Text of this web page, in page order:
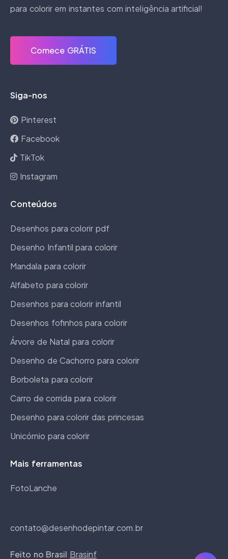
para colorir em instantes com inteligência artificial!
Comece GRÁTIS
Siga-nos
Pinterest
Facebook
TikTok
Instagram
Conteúdos
Desenhos para colorir pdf
Desenho Infantil para colorir
Mandala para colorir
Alfabeto para colorir
Desenhos para colorir infantil
Desenhos fofinhos para colorir
Árvore de Natal para colorir
Desenho de Cachorro para colorir
Borboleta para colorir
Carro de corrida para colorir
Desenho para colorir das princesas
Unicórnio para colorir
Mais ferramentas
FotoLanche
contato@desenhodepintar.com.br
Feito no Brasil Brasinf